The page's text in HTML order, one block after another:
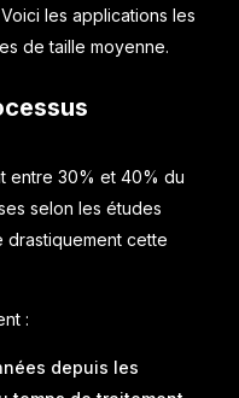
les applications les
de taille moyenne.
entre 30% et 40% du
selon les études
drastiquement cette
:
depuis les